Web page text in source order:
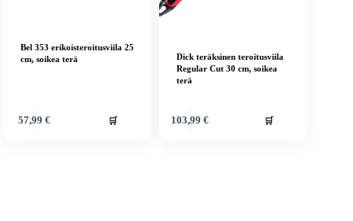
Bel 353 erikoisteroitusviila 25
cm, soikea terä
57,99 € 🛒
Dick teräksinen teroitusviila
Regular Cut 30 cm, soikea
terä
103,99€ 🛒